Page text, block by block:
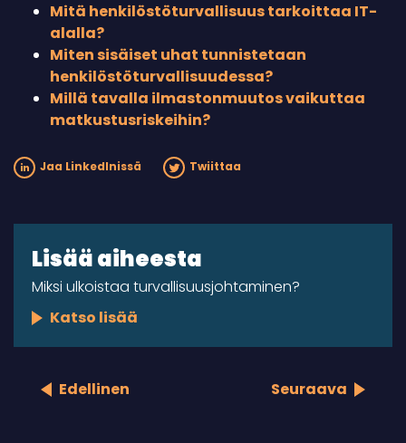
Mitä henkilöstöturvallisuus tarkoittaa IT-
alalla?
Miten sisäiset uhat tunnistetaan
henkilöstöturvallisuudessa?
Millä tavalla ilmastonmuutos vaikuttaa
matkustusriskeihin?
Jaa LinkedInissä Twiittaa
Lisää aiheesta
Miksi ulkoistaa turvallisuusjohtaminen?
Katso lisää
Edellinen Seuraava